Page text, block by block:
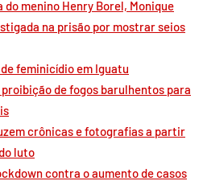
do menino Henry Borel, Monique
na prisão por mostrar seios
feminicídio em Iguatu
de fogos barulhentos para
crônicas e fotografias a partir
luto
contra o aumento de casos